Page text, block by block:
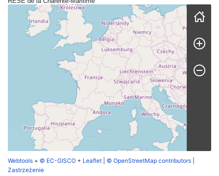
Skip map
Webtools + © EC-GISCO + Leaflet © OpenStreetMap contributors
Zastrzeżenie